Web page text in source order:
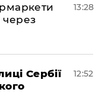
через
13:28
Сербії
12:52